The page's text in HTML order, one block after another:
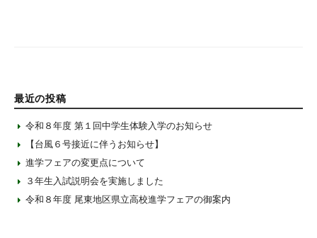
最近の投稿
令和８年度 第１回中学生体験入学のお知らせ
【台風６号接近に伴うお知らせ】
進学フェアの変更点について
３年生入試説明会を実施しました
令和８年度 尾東地区県立高校進学フェアの御案内